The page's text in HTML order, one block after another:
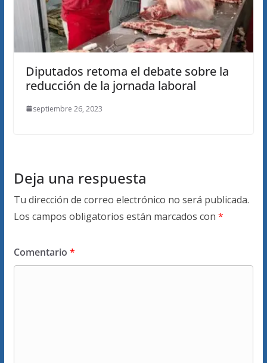
Diputados retoma el debate sobre la
reducción de la jornada laboral
septiembre 26, 2023
Deja una respuesta
Tu dirección de correo electrónico no será publicada.
Los campos obligatorios están marcados con *
Comentario *